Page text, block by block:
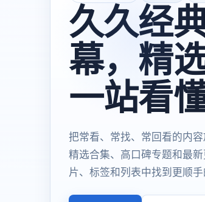
久久经
幕，精
一站看
把常看、常找、常回看的内
精选合集、高口碑专题和最
片、标签和列表中找到更顺手